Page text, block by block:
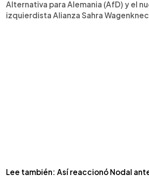
Alternativa para Alemania (AfD) y el
izquierdista Alianza Sahra
Lee también: Así reaccionó Nodal